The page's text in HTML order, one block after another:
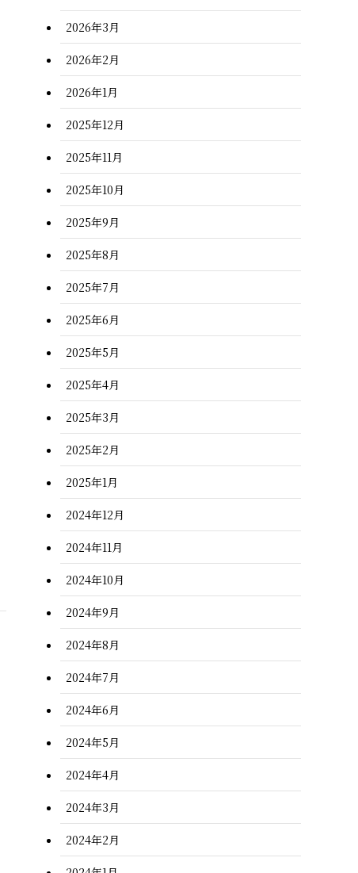
2026年3月
2026年2月
2026年1月
2025年12月
2025年11月
2025年10月
2025年9月
2025年8月
2025年7月
2025年6月
2025年5月
2025年4月
2025年3月
2025年2月
2025年1月
2024年12月
2024年11月
2024年10月
2024年9月
2024年8月
2024年7月
2024年6月
2024年5月
2024年4月
2024年3月
2024年2月